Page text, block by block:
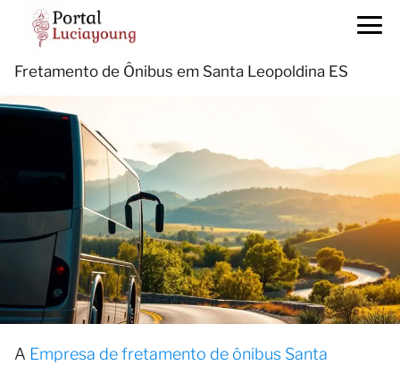
Fretamento de Ônibus em Santa Leopoldina ES
A Empresa de fretamento de ônibus Santa